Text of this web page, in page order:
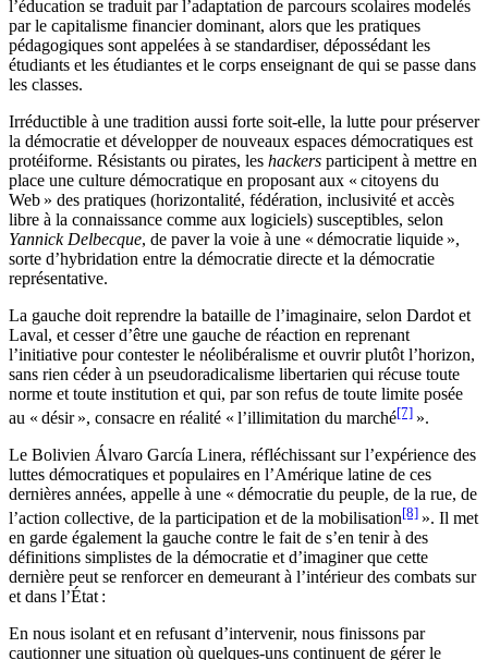
l’éducation se traduit par l’adaptation de parcours scolaires modelés
par le capitalisme financier dominant, alors que les pratiques
pédagogiques sont appelées à se standardiser, dépossédant les
étudiants et les étudiantes et le corps enseignant de qui se passe dans
les classes.
Irréductible à une tradition aussi forte soit-elle, la lutte pour préserver
la démocratie et développer de nouveaux espaces démocratiques est
protéiforme. Résistants ou pirates, les hackers participent à mettre en
place une culture démocratique en proposant aux « citoyens du
Web » des pratiques (horizontalité, fédération, inclusivité et accès
libre à la connaissance comme aux logiciels) susceptibles, selon
Yannick Delbecque, de paver la voie à une « démocratie liquide »,
sorte d’hybridation entre la démocratie directe et la démocratie
représentative.
La gauche doit reprendre la bataille de l’imaginaire, selon Dardot et
Laval, et cesser d’être une gauche de réaction en reprenant
l’initiative pour contester le néolibéralisme et ouvrir plutôt l’horizon,
sans rien céder à un pseudoradicalisme libertarien qui récuse toute
norme et toute institution et qui, par son refus de toute limite posée
au « désir », consacre en réalité « l’illimitation du marché[7] ».
Le Bolivien Álvaro García Linera, réfléchissant sur l’expérience des
luttes démocratiques et populaires en l’Amérique latine de ces
dernières années, appelle à une « démocratie du peuple, de la rue, de
l’action collective, de la participation et de la mobilisation[8] ». Il met
en garde également la gauche contre le fait de s’en tenir à des
définitions simplistes de la démocratie et d’imaginer que cette
dernière peut se renforcer en demeurant à l’intérieur des combats sur
et dans l’État :
En nous isolant et en refusant d’intervenir, nous finissons par
cautionner une situation où quelques-uns continuent de gérer le